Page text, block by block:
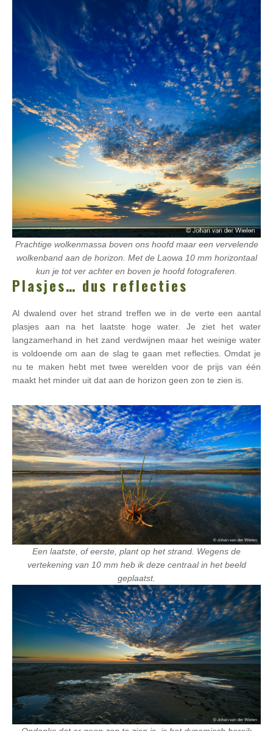
Prachtige wolkenmassa boven ons hoofd maar een vervelende
wolkenband aan de horizon. Met de Laowa 10 mm horizontaal
kun je tot ver achter en boven je hoofd fotograferen.
Plasjes… dus reflecties
Al dwalend over het strand treffen we in de verte een aantal
plasjes aan na het laatste hoge water. Je ziet het water
langzamerhand in het zand verdwijnen maar het weinige water
is voldoende om aan de slag te gaan met reflecties. Omdat je
nu te maken hebt met twee werelden voor de prijs van één
maakt het minder uit dat aan de horizon geen zon te zien is.
Een laatste, of eerste, plant op het strand. Wegens de
vertekening van 10 mm heb ik deze centraal in het beeld
geplaatst.